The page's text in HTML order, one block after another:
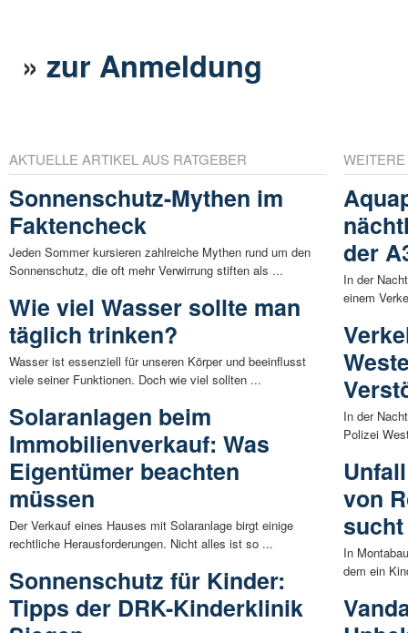
»zur Anmeldung
AKTUELLE ARTIKEL AUS RATGEBER
Sonnenschutz-Mythen im
Faktencheck
Jeden Sommer kursieren zahlreiche Mythen rund um den
Sonnenschutz, die oft mehr Verwirrung stiften als ...
Wie viel Wasser sollte man
täglich trinken?
Wasser ist essenziell für unseren Körper und beeinflusst
viele seiner Funktionen. Doch wie viel sollten ...
Solaranlagen beim
Immobilienverkauf: Was
Eigentümer beachten
müssen
Der Verkauf eines Hauses mit Solaranlage birgt einige
rechtliche Herausforderungen. Nicht alles ist so ...
Sonnenschutz für Kinder:
Tipps der DRK-Kinderklinik
der
In der
einem
In der
Polizei
von
In
dem ein